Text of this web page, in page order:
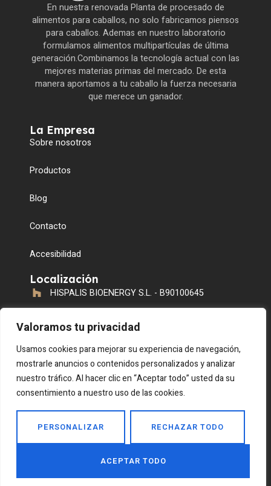
Valoramos tu privacidad
Usamos cookies para mejorar su experiencia de navegación,
mostrarle anuncios o contenidos personalizados y analizar
nuestro tráfico. Al hacer clic en “Aceptar todo” usted da su
consentimiento a nuestro uso de las cookies.
PERSONALIZAR RECHAZAR TODO
ACEPTAR TODO
En nuestra renovada Planta de procesado de
alimentos para caballos, no solo fabricamos piensos
para caballos. Ademas en nuestro laboratorio
formulamos alimentos multipartículas de última
generación.Combinamos la tecnología actual con las
mejores materias primas del mercado. De esta
manera aportamos a tu caballo la fuerza necesaria
que merece un ganador.
La Empresa
Sobre nosotros
Productos
Blog
Contacto
Accesibilidad
Localización
HISPALIS BIOENERGY S.L. - B90100645
Utrera, Sevilla, España
955 016 888 / 601 906 846
info@accbioenergy.com
Copyright 2024 © Todos los derechos reservados Diseño:
Nubeado